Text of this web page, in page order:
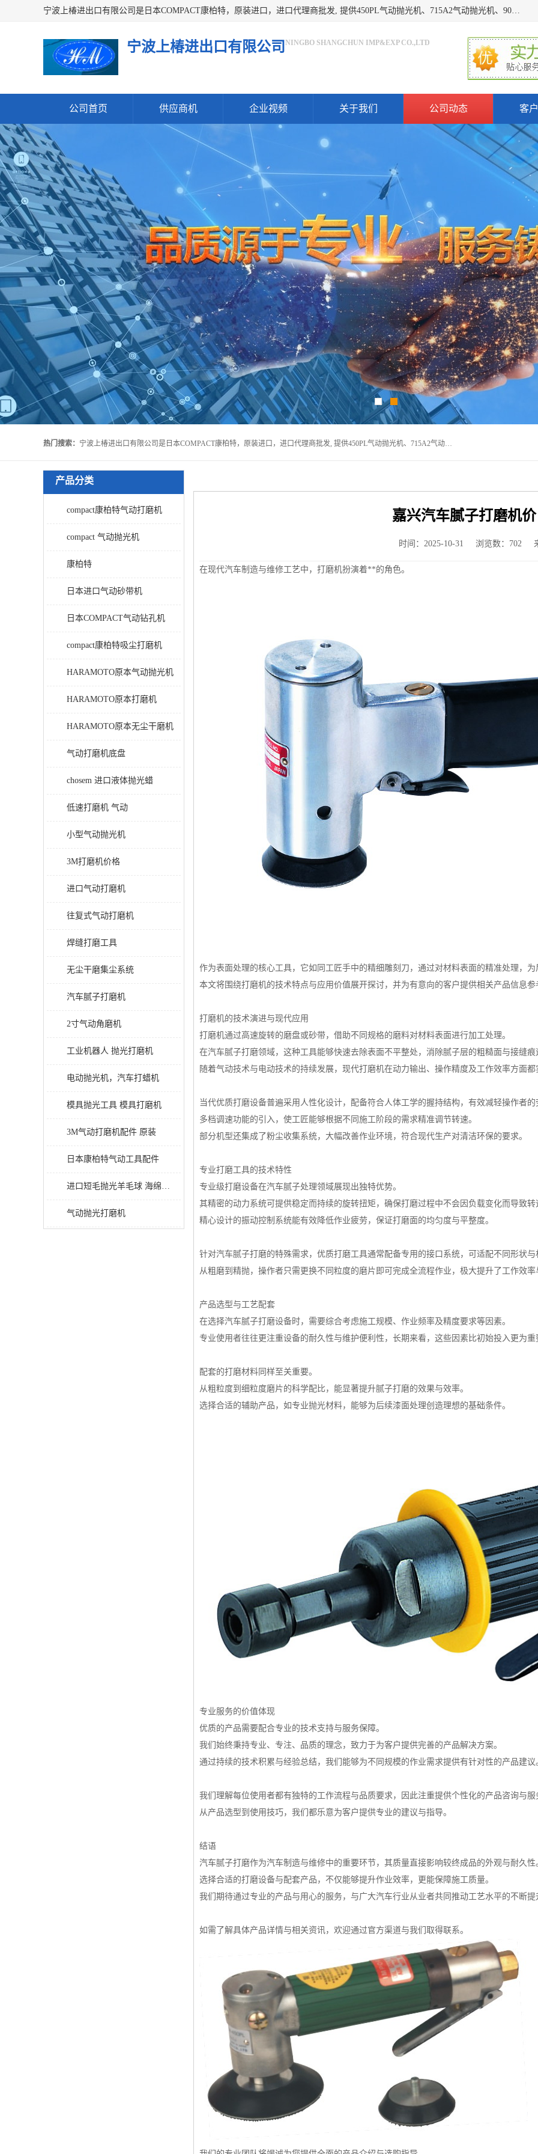
宁波上椿进出口有限公司是日本COMPACT康柏特，原装进口，进口代理商批发, 提供450PL气动抛光机、715A2气动抛光机、905A4打磨机、935GS打磨机、913W-5水磨机、450PL抛光机、715A2抛光机、935GS齿轮抛光机、905A4气动打磨机、价格实惠,欢迎来电咨询.
宁波上椿进出口有限公司 NINGBO SHANGCHUN IMP&EXP CO.,LTD
公司首页 供应商机 企业视频 关于我们 公司动态 客
热门搜索： 宁波上椿进出口有限公司是日本COMPACT康柏特，原装进口，进口代理商批发, 提供450PL气动抛光机、715A2气动抛光机、905A4打磨机、935GS打磨机、913W-5水磨机、450PL抛光机、715A2抛光机、935GS齿轮抛光机、905A4气动打磨机、价格实惠,欢迎来电咨询.
产品分类
compact康柏特气动打磨机
compact 气动抛光机
康柏特
日本进口气动砂带机
日本COMPACT气动钻孔机
compact康柏特吸尘打磨机
HARAMOTO原本气动抛光机
HARAMOTO原本打磨机
HARAMOTO原本无尘干磨机
气动打磨机底盘
chosem 进口液体抛光蜡
低速打磨机 气动
小型气动抛光机
3M打磨机价格
进口气动打磨机
往复式气动打磨机
焊缝打磨工具
无尘干磨集尘系统
汽车腻子打磨机
2寸气动角磨机
工业机器人 抛光打磨机
电动抛光机，汽车打蜡机
模具抛光工具 模具打磨机
3M气动打磨机配件 原装
日本康柏特气动工具配件
进口短毛抛光羊毛球 海绵抛光球
气动抛光打磨机
嘉兴汽车腻子打磨机
时间：2025-10-31 浏览数：702
在现代汽车制造与维修工艺中，打磨机扮演着**的角色。
作为表面处理的核心工具，它如同工匠手中的精细雕刻刀，通过对材料表面的精准处理，
本文将围绕打磨机的技术特点与应用价值展开探讨，并为有意向的客户提供相关产品信息参
打磨机的技术演进与现代应用
打磨机通过高速旋转的磨盘或砂带，借助不同规格的磨料对材料表面进行加工处理。
在汽车腻子打磨领域，这种工具能够快速去除表面不平整处，消除腻子层的粗糙面与接缝痕
随着气动技术与电动技术的持续发展，现代打磨机在动力输出、操作精度及工作效率方面
当代优质打磨设备普遍采用人性化设计，配备符合人体工学的握持结构，有效减轻操作者的
多档调速功能的引入，使工匠能够根据不同施工阶段的需求精准调节转速。
部分机型还集成了粉尘收集系统，大幅改善作业环境，符合现代生产对清洁环保的要求。
专业打磨工具的技术特性
专业级打磨设备在汽车腻子处理领域展现出独特优势。
其精密的动力系统可提供稳定而持续的旋转扭矩，确保打磨过程中不会因负载变化而导致转
精心设计的振动控制系统能有效降低作业疲劳，保证打磨面的均匀度与平整度。
针对汽车腻子打磨的特殊需求，优质打磨工具通常配备专用的接口系统，可适配不同形状
从粗磨到精抛，操作者只需更换不同粒度的磨片即可完成全流程作业，极大提升了工作效
产品选型与工艺配套
在选择汽车腻子打磨设备时，需要综合考虑施工规模、作业频率及精度要求等因素。
专业使用者往往更注重设备的耐久性与维护便利性，长期来看，这些因素比初始投入更为重
配套的打磨材料同样至关重要。
从粗粒度到细粒度磨片的科学配比，能显著提升腻子打磨的效果与效率。
选择合适的辅助产品，如专业抛光材料，能够为后续漆面处理创造理想的基础条件。
专业服务的价值体现
优质的产品需要配合专业的技术支持与服务保障。
我们始终秉持专业、专注、品质的理念，致力于为客户提供完善的产品解决方案。
通过持续的技术积累与经验总结，我们能够为不同规模的作业需求提供有针对性的产品建议
我们理解每位使用者都有独特的工作流程与品质要求，因此注重提供个性化的产品咨询与服
从产品选型到使用技巧，我们都乐意为客户提供专业的建议与指导。
结语
汽车腻子打磨作为汽车制造与维修中的重要环节，其质量直接影响较终成品的外观与耐久性
选择合适的打磨设备与配套产品，不仅能够提升作业效率，更能保障施工质量。
我们期待通过专业的产品与用心的服务，与广大汽车行业从业者共同推动工艺水平的不断提
如需了解具体产品详情与相关资讯，欢迎通过官方渠道与我们取得联系。